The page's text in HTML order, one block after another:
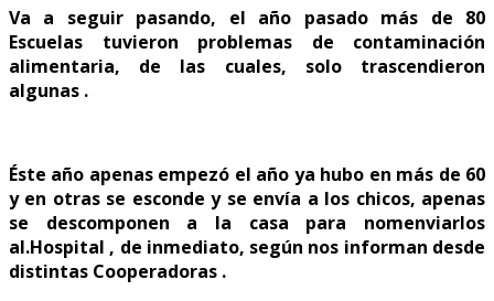
Va a seguir pasando, el año pasado más de 80
Escuelas tuvieron problemas de contaminación
alimentaria, de las cuales, solo trascendieron
algunas .
Éste año apenas empezó el año ya hubo en más de 60
y en otras se esconde y se envía a los chicos, apenas
se descomponen a la casa para nomenviarlos
al.Hospital , de inmediato, según nos informan desde
distintas Cooperadoras .